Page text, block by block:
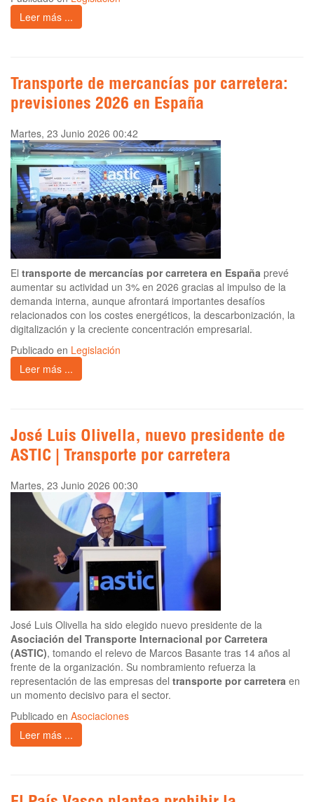
Leer más ...
Transporte de mercancías por carretera:
previsiones 2026 en España
Martes, 23 Junio 2026 00:42
El transporte de mercancías por carretera en España prevé
aumentar su actividad un 3% en 2026 gracias al impulso de la
demanda interna, aunque afrontará importantes desafíos
relacionados con los costes energéticos, la descarbonización, la
digitalización y la creciente concentración empresarial.
Publicado en Legislación
Leer más ...
José Luis Olivella, nuevo presidente de
ASTIC | Transporte por carretera
Martes, 23 Junio 2026 00:30
José Luis Olivella ha sido elegido nuevo presidente de la
Asociación del Transporte Internacional por Carretera
(ASTIC), tomando el relevo de Marcos Basante tras 14 años al
frente de la organización. Su nombramiento refuerza la
representación de las empresas del transporte por carretera en
un momento decisivo para el sector.
Publicado en Asociaciones
Leer más ...